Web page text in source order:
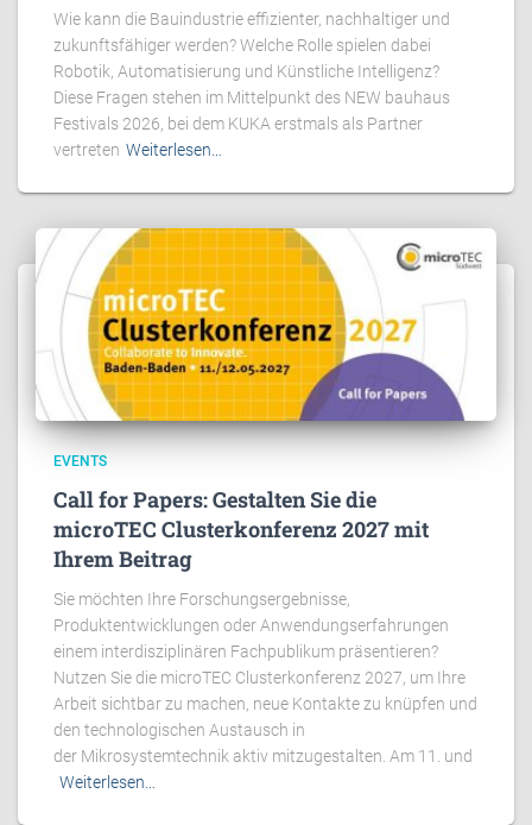
Wie kann die Bauindustrie effizienter, nachhaltiger und
zukunftsfähiger werden? Welche Rolle spielen dabei
Robotik, Automatisierung und Künstliche Intelligenz?
Diese Fragen stehen im Mittelpunkt des NEW bauhaus
Festivals 2026, bei dem KUKA erstmals als Partner
vertreten Weiterlesen…
EVENTS
Call for Papers: Gestalten Sie die
microTEC Clusterkonferenz 2027 mit
Ihrem Beitrag
Sie möchten Ihre Forschungsergebnisse,
Produktentwicklungen oder Anwendungserfahrungen
einem interdisziplinären Fachpublikum präsentieren?
Nutzen Sie die microTEC Clusterkonferenz 2027, um Ihre
Arbeit sichtbar zu machen, neue Kontakte zu knüpfen und
den technologischen Austausch in
der Mikrosystemtechnik aktiv mitzugestalten. Am 11. und
Weiterlesen…